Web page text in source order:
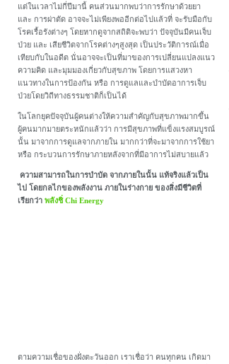
แต่ในเวลาไม่กี่ปีมานี้ คนส่วนมากพบว่าการรักษาด้วยยา
และ การผ่าตัด อาจจะไม่เพียงพออีกต่อไปแล้วที่ จะรับมือกับ
โรคเรื้อรังต่างๆ โดยหากดูจากสถิติจะพบว่า ปัจจุบันมีคนเจ็บ
ป่วย และ เสียชีวิตจากโรคต่างๆสูงสุด เป็นประวัติการณ์เมื่อ
เทียบกับในอดีต นั่นอาจจะเป็นที่มาของการเปลี่ยนแปลงแนว
ความคิด และมุมมองเกี่ยวกับสุขภาพ โดยการแสวงหา
แนวทางในการป้องกัน หรือ การดูแลและบำบัดอาการเจ็บ
ป่วยโดยวิถีทางธรรมชาติก็เป็นได้
ในโลกยุคปัจจุบันผู้คนต่างให้ความสำคัญกับสุขภาพมากขึ้น
ผู้คนมากมายตระหนักแล้วว่า การมีสุขภาพที่แข็งแรงสมบูรณ์
นั้น มาจากการดูแลจากภายใน มากกว่าที่จะมาจากการใช้ยา
หรือ กระบวนการรักษาภายหลังจากที่มีอาการไม่สบายแล้ว
ความสามารถในการบำบัด จากภายในนั้น แท้จริงแล้วเป็น
ไป โดยกลไกของพลังงาน ภายในร่างกาย ของสิ่งมีชีวิตที่
เรียกว่า พลังชิ่ Chi Energy
ตามความเชื่อของฝั่งตะวันออก เราเชื่อว่า คนทุกคน เกิดมา